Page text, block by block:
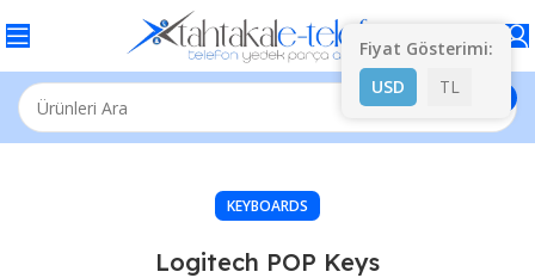
KEYBOARDS
Logitech POP Keys
Fiyat Gösterimi:
USD
TL